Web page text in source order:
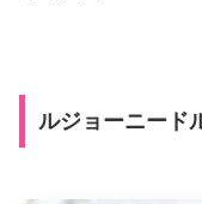
ルジョーニード